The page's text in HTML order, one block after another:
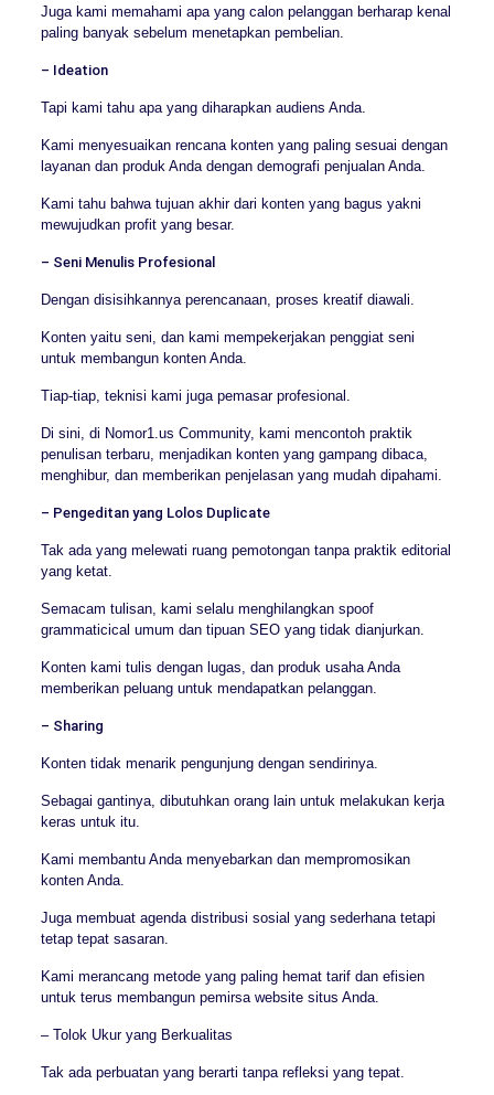
Juga kami memahami apa yang calon pelanggan berharap kenal
paling banyak sebelum menetapkan pembelian.
– Ideation
Tapi kami tahu apa yang diharapkan audiens Anda.
Kami menyesuaikan rencana konten yang paling sesuai dengan
layanan dan produk Anda dengan demografi penjualan Anda.
Kami tahu bahwa tujuan akhir dari konten yang bagus yakni
mewujudkan profit yang besar.
– Seni Menulis Profesional
Dengan disisihkannya perencanaan, proses kreatif diawali.
Konten yaitu seni, dan kami mempekerjakan penggiat seni
untuk membangun konten Anda.
Tiap-tiap, teknisi kami juga pemasar profesional.
Di sini, di Nomor1.us Community, kami mencontoh praktik
penulisan terbaru, menjadikan konten yang gampang dibaca,
menghibur, dan memberikan penjelasan yang mudah dipahami.
– Pengeditan yang Lolos Duplicate
Tak ada yang melewati ruang pemotongan tanpa praktik editorial
yang ketat.
Semacam tulisan, kami selalu menghilangkan spoof
grammaticical umum dan tipuan SEO yang tidak dianjurkan.
Konten kami tulis dengan lugas, dan produk usaha Anda
memberikan peluang untuk mendapatkan pelanggan.
– Sharing
Konten tidak menarik pengunjung dengan sendirinya.
Sebagai gantinya, dibutuhkan orang lain untuk melakukan kerja
keras untuk itu.
Kami membantu Anda menyebarkan dan mempromosikan
konten Anda.
Juga membuat agenda distribusi sosial yang sederhana tetapi
tetap tepat sasaran.
Kami merancang metode yang paling hemat tarif dan efisien
untuk terus membangun pemirsa website situs Anda.
– Tolok Ukur yang Berkualitas
Tak ada perbuatan yang berarti tanpa refleksi yang tepat.